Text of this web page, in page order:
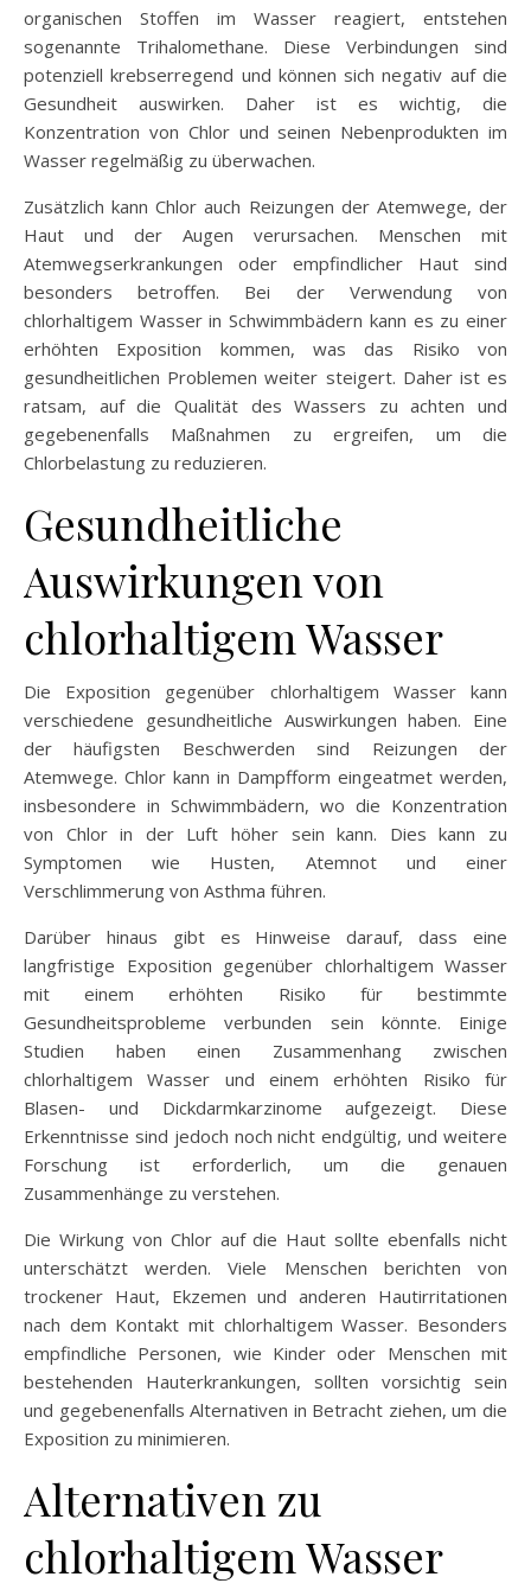
organischen Stoffen im Wasser reagiert, entstehen
sogenannte Trihalomethane. Diese Verbindungen sind
potenziell krebserregend und können sich negativ auf die
Gesundheit auswirken. Daher ist es wichtig, die
Konzentration von Chlor und seinen Nebenprodukten im
Wasser regelmäßig zu überwachen.
Zusätzlich kann Chlor auch Reizungen der Atemwege, der
Haut und der Augen verursachen. Menschen mit
Atemwegserkrankungen oder empfindlicher Haut sind
besonders betroffen. Bei der Verwendung von
chlorhaltigem Wasser in Schwimmbädern kann es zu einer
erhöhten Exposition kommen, was das Risiko von
gesundheitlichen Problemen weiter steigert. Daher ist es
ratsam, auf die Qualität des Wassers zu achten und
gegebenenfalls Maßnahmen zu ergreifen, um die
Chlorbelastung zu reduzieren.
Gesundheitliche
Auswirkungen von
chlorhaltigem Wasser
Die Exposition gegenüber chlorhaltigem Wasser kann
verschiedene gesundheitliche Auswirkungen haben. Eine
der häufigsten Beschwerden sind Reizungen der
Atemwege. Chlor kann in Dampfform eingeatmet werden,
insbesondere in Schwimmbädern, wo die Konzentration
von Chlor in der Luft höher sein kann. Dies kann zu
Symptomen wie Husten, Atemnot und einer
Verschlimmerung von Asthma führen.
Darüber hinaus gibt es Hinweise darauf, dass eine
langfristige Exposition gegenüber chlorhaltigem Wasser
mit einem erhöhten Risiko für bestimmte
Gesundheitsprobleme verbunden sein könnte. Einige
Studien haben einen Zusammenhang zwischen
chlorhaltigem Wasser und einem erhöhten Risiko für
Blasen- und Dickdarmkarzinome aufgezeigt. Diese
Erkenntnisse sind jedoch noch nicht endgültig, und weitere
Forschung ist erforderlich, um die genauen
Zusammenhänge zu verstehen.
Die Wirkung von Chlor auf die Haut sollte ebenfalls nicht
unterschätzt werden. Viele Menschen berichten von
trockener Haut, Ekzemen und anderen Hautirritationen
nach dem Kontakt mit chlorhaltigem Wasser. Besonders
empfindliche Personen, wie Kinder oder Menschen mit
bestehenden Hauterkrankungen, sollten vorsichtig sein
und gegebenenfalls Alternativen in Betracht ziehen, um die
Exposition zu minimieren.
Alternativen zu
chlorhaltigem Wasser